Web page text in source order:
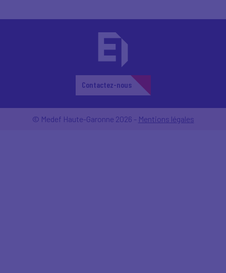
Contactez-nous
© Medef Haute-Garonne 2026 - Mentions légales